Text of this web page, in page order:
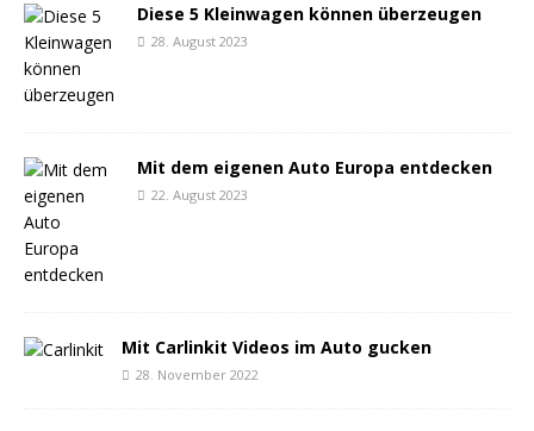
Diese 5 Kleinwagen können überzeugen
28. August 2023
Mit dem eigenen Auto Europa entdecken
22. August 2023
Mit Carlinkit Videos im Auto gucken
28. November 2022